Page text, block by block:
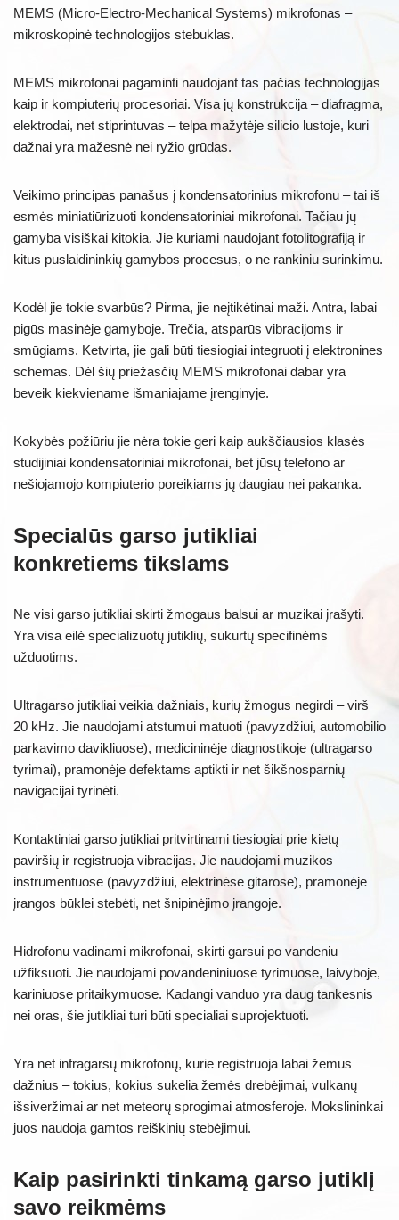
MEMS (Micro-Electro-Mechanical Systems) mikrofonas –
mikroskopinė technologijos stebuklas.
MEMS mikrofonai pagaminti naudojant tas pačias technologijas
kaip ir kompiuterių procesoriai. Visa jų konstrukcija – diafragma,
elektrodai, net stiprintuvas – telpa mažytėje silicio lustoje, kuri
dažnai yra mažesnė nei ryžio grūdas.
Veikimo principas panašus į kondensatorinius mikrofonu – tai iš
esmės miniatiūrizuoti kondensatoriniai mikrofonai. Tačiau jų
gamyba visiškai kitokia. Jie kuriami naudojant fotolitografiją ir
kitus puslaidininkių gamybos procesus, o ne rankiniu surinkimu.
Kodėl jie tokie svarbūs? Pirma, jie neįtikėtinai maži. Antra, labai
pigūs masinėje gamyboje. Trečia, atsparūs vibracijoms ir
smūgiams. Ketvirta, jie gali būti tiesiogiai integruoti į elektronines
schemas. Dėl šių priežasčių MEMS mikrofonai dabar yra
beveik kiekviename išmaniajame įrenginyje.
Kokybės požiūriu jie nėra tokie geri kaip aukščiausios klasės
studijiniai kondensatoriniai mikrofonai, bet jūsų telefono ar
nešiojamojo kompiuterio poreikiams jų daugiau nei pakanka.
Specialūs garso jutikliai
konkretiems tikslams
Ne visi garso jutikliai skirti žmogaus balsui ar muzikai įrašyti.
Yra visa eilė specializuotų jutiklių, sukurtų specifinėms
užduotims.
Ultragarso jutikliai veikia dažniais, kurių žmogus negirdi – virš
20 kHz. Jie naudojami atstumui matuoti (pavyzdžiui, automobilio
parkavimo davikliuose), medicininėje diagnostikoje (ultragarso
tyrimai), pramonėje defektams aptikti ir net šikšnosparnių
navigacijai tyrinėti.
Kontaktiniai garso jutikliai pritvirtinami tiesiogiai prie kietų
paviršių ir registruoja vibracijas. Jie naudojami muzikos
instrumentuose (pavyzdžiui, elektrinėse gitarose), pramonėje
įrangos būklei stebėti, net šnipinėjimo įrangoje.
Hidrofonu vadinami mikrofonai, skirti garsui po vandeniu
užfiksuoti. Jie naudojami povandeniniuose tyrimuose, laivyboje,
kariniuose pritaikymuose. Kadangi vanduo yra daug tankesnis
nei oras, šie jutikliai turi būti specialiai suprojektuoti.
Yra net infragarsų mikrofonų, kurie registruoja labai žemus
dažnius – tokius, kokius sukelia žemės drebėjimai, vulkanų
išsiveržimai ar net meteorų sprogimai atmosferoje. Mokslininkai
juos naudoja gamtos reiškinių stebėjimui.
Kaip pasirinkti tinkamą garso jutiklį
savo reikmėms